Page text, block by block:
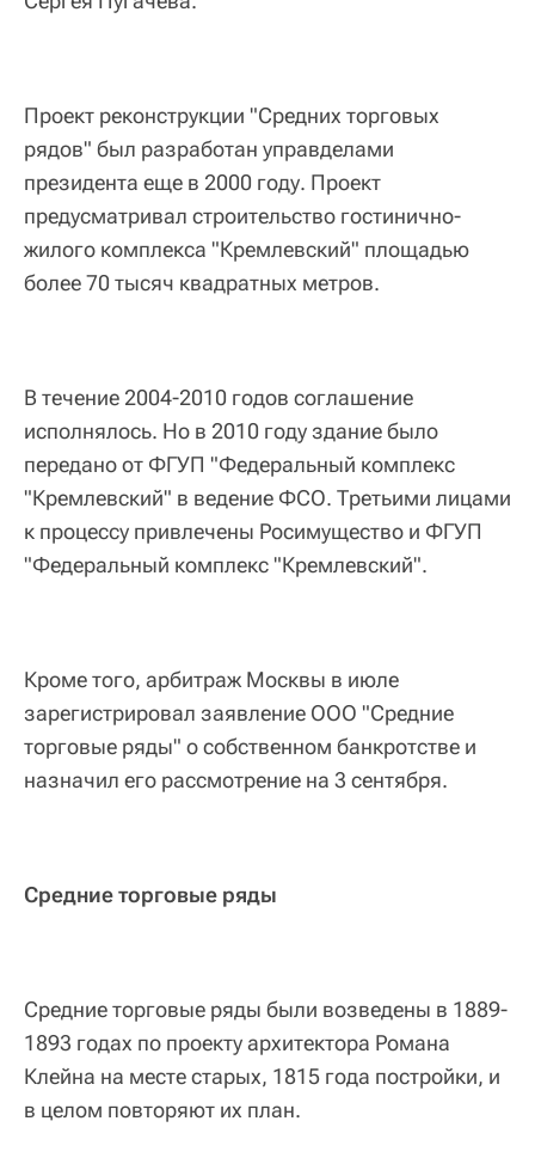
Проект реконструкции "Средних торговых
рядов" был разработан управделами
президента еще в 2000 году. Проект
предусматривал строительство гостинично-
жилого комплекса "Кремлевский" площадью
более 70 тысяч квадратных метров.
В течение 2004-2010 годов соглашение
исполнялось. Но в 2010 году здание было
передано от ФГУП "Федеральный комплекс
"Кремлевский" в ведение ФСО. Третьими лицами
к процессу привлечены Росимущество и ФГУП
"Федеральный комплекс "Кремлевский".
Кроме того, арбитраж Москвы в июле
зарегистрировал заявление ООО "Средние
торговые ряды" о собственном банкротстве и
назначил его рассмотрение на 3 сентября.
Средние торговые ряды
Средние торговые ряды были возведены в 1889-
1893 годах по проекту архитектора Романа
Клейна на месте старых, 1815 года постройки, и
в целом повторяют их план.